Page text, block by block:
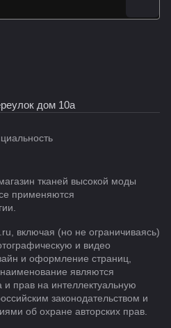
дом 10а
тканей высокой моды
применяются
включая (но не ограничиваясь)
и видео
и оформление страниц,
являются
и прав на интеллектуальную
законодательством и
об охране авторских прав.